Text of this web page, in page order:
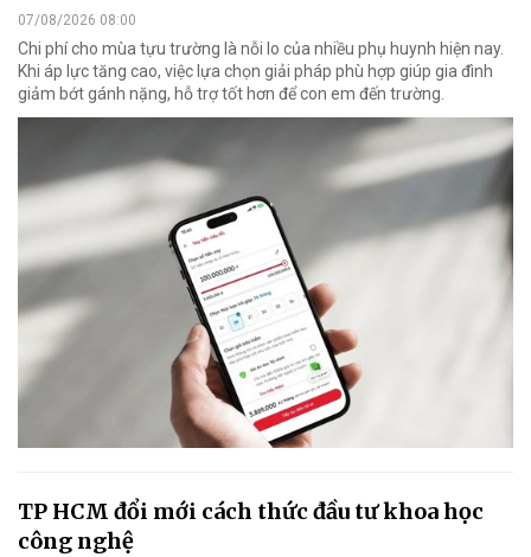
07/08/2026 08:00
Chi phí cho mùa tựu trường là nỗi lo của nhiều phụ huynh hiện nay.
Khi áp lực tăng cao, việc lựa chọn giải pháp phù hợp giúp gia đình
giảm bớt gánh nặng, hỗ trợ tốt hơn để con em đến trường.
TP HCM đổi mới cách thức đầu tư khoa học
công nghệ